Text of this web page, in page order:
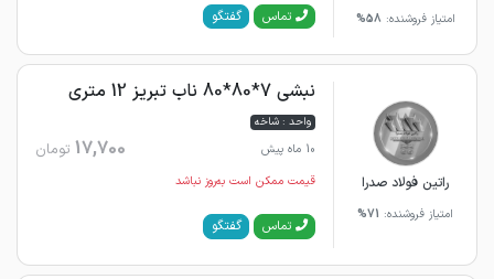
امتیاز فروشنده: 58% تماس گفتگو
راتین فولاد صدرا
امتیاز فروشنده: 71%
نبشی 7*80*80 ناب تبریز 12 متری
واحد : شاخه
10 ماه پیش
17,700 تومان
قیمت ممکن است به‌روز نباشد
تماس گفتگو